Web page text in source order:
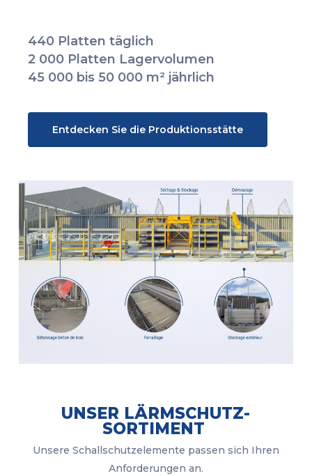
440 Platten täglich
2 000 Platten Lagervolumen
45 000 bis 50 000 m² jährlich
Entdecken Sie die Produktionsstätte
UNSER LÄRMSCHUTZ-
SORTIMENT
Unsere Schallschutzelemente passen sich Ihren
Anforderungen an.